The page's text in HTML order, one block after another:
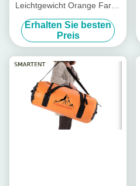
Leichtgewicht Orange Farbe
Wasserdicht Beschichtet
Polyester Oxford Fass
Reisetaschen
Erhalten Sie besten
Preis